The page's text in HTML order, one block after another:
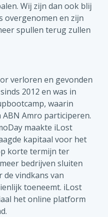
Wij zijn dan ook blij
overgenomen en zijn
spullen terug zullen
verloren en gevonden
2012 en was in
waarin
Amro participeren.
maakte iLost
kapitaal voor het
korte termijn ter
bedrijven sluiten
de vindkans van
toeneemt. iLost
het online platform